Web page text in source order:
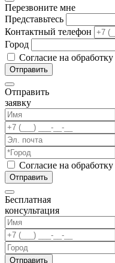
Перезвоните мне
Представьтесь
Контактный телефон
Город
Согласие на обработку
Отправить
заявку
Согласие на обработку
Бесплатная
консультация